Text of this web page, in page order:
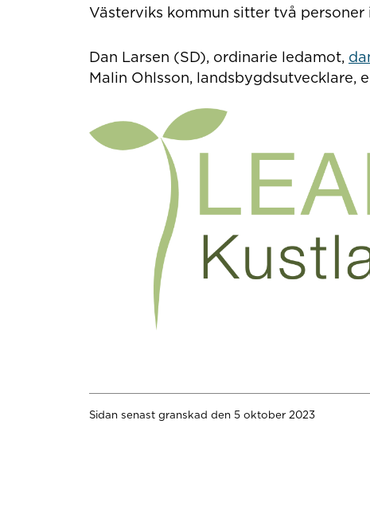
Västerviks kommun sitter två personer
Dan Larsen (SD), ordinarie ledamot,
Malin Ohlsson, landsbygdsutvecklare,
Sidan senast granskad den 5 oktober 2023